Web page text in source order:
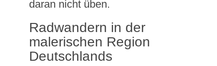
daran nicht üben.
Radwandern in der
malerischen Region
Deutschlands